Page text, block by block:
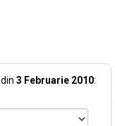
din 3 Februarie 2010: